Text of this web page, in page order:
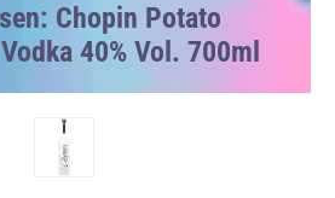
Chopin Potato
40% Vol. 700ml